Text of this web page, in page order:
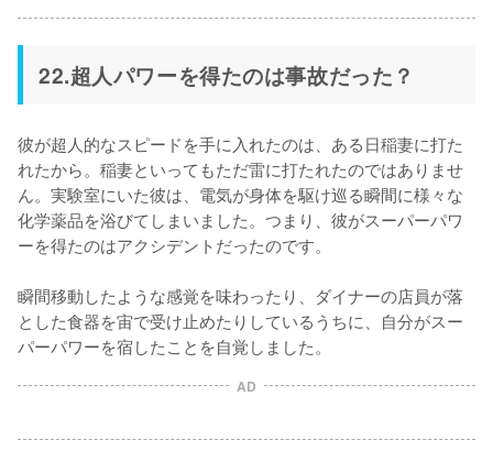
22.超人パワーを得たのは事故だった？
彼が超人的なスピードを手に入れたのは、ある日稲妻に打た
れたから。稲妻といってもただ雷に打たれたのではありませ
ん。実験室にいた彼は、電気が身体を駆け巡る瞬間に様々な
化学薬品を浴びてしまいました。つまり、彼がスーパーパワ
ーを得たのはアクシデントだったのです。
瞬間移動したような感覚を味わったり、ダイナーの店員が落
とした食器を宙で受け止めたりしているうちに、自分がスー
パーパワーを宿したことを自覚しました。
AD